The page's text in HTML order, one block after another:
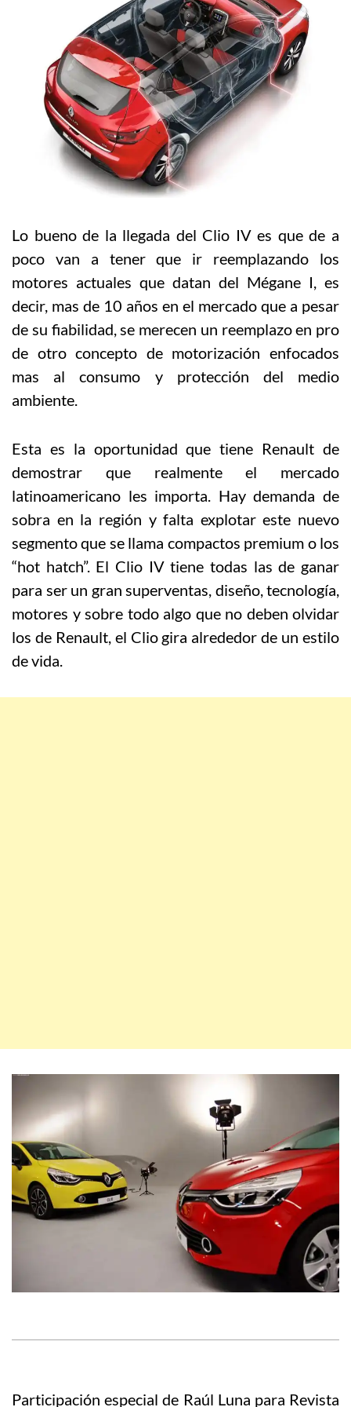
Lo bueno de la llegada del Clio IV es que de a
poco van a tener que ir reemplazando los
motores actuales que datan del Mégane I, es
decir, mas de 10 años en el mercado que a pesar
de su fiabilidad, se merecen un reemplazo en pro
de otro concepto de motorización enfocados
mas al consumo y protección del medio
ambiente.
Esta es la oportunidad que tiene Renault de
demostrar que realmente el mercado
latinoamericano les importa. Hay demanda de
sobra en la región y falta explotar este nuevo
segmento que se llama compactos premium o los
“hot hatch”. El Clio IV tiene todas las de ganar
para ser un gran superventas, diseño, tecnología,
motores y sobre todo algo que no deben olvidar
los de Renault, el Clio gira alrededor de un estilo
de vida.
Participación especial de Raúl Luna para Revista